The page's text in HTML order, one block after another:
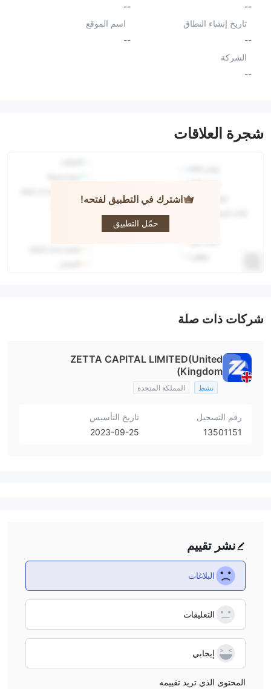
--
--
تاريخ إنشاء النطاق
--
اسم الموقع
--
الشركة
--
شجرة العلاقات
اشترك في التطبيق لفتحه!
حمّل التطبيق
شركات ذات صلة
ZETTA CAPITAL LIMITED(United
Kingdom)
نشط المملكة المتحدة
رقم التسجيل
13501151
تاريخ التأسيس
2023-09-25
نشر تقييم
البلاغات
التعليقات
إيجابي
المحتوى الذي تريد تقييمه